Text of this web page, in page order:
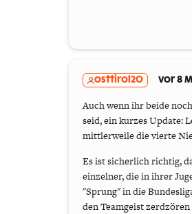
osttirol20 vor 8
Auch wenn ihr beide
seid, ein kurzes Update:
mittlerweile die vierte
Es ist sicherlich richtig,
einzelner, die in ihrer
"Sprung" in die
den Teamgeist